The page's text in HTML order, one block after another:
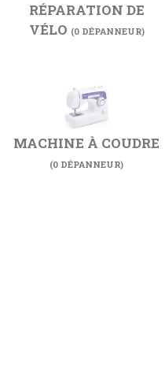
RÉPARATION DE
VÉLO (0 DÉPANNEUR)
MACHINE À COUDRE
(0 DÉPANNEUR)